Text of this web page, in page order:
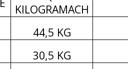
KILOGRAMACH
44,5 KG
30,5 KG